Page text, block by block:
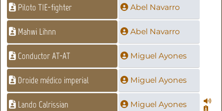
Piloto TIE-fighter Abel Navarro
Mahwi Lihnn Abel Navarro
Conductor AT-AT Miguel Ayones
Droide médico imperial Miguel Ayones
Lando Calrissian Miguel Ayones